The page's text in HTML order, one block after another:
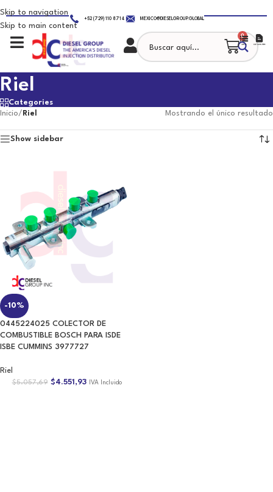
Skip to navigation
Skip to main content
+52 (729) 110 8714 MEXICO@DIESELGROUP.GLOBAL
0
Riel
Categories
Inicio/ Riel Mostrando el único resultado
Show sidebar
0445224025 COLECTOR DE
COMBUSTIBLE BOSCH PARA ISDE
ISBE CUMMINS 3977727
Riel
$5.057,69 $4.551,93 IVA Incluido